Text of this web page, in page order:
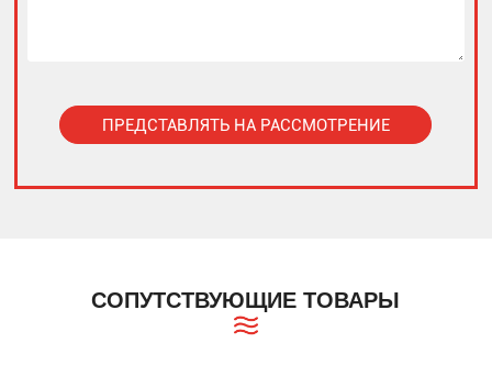
ПРЕДСТАВЛЯТЬ НА РАССМОТРЕНИЕ
СОПУТСТВУЮЩИЕ ТОВАРЫ